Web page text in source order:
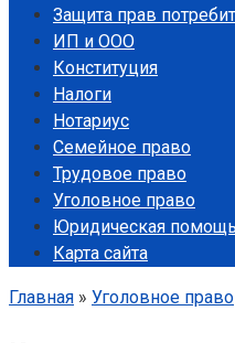
Защита прав
ИП и ООО
Конституция
Налоги
Нотариус
Семейное право
Трудовое право
Уголовное право
Юридическая помощь
Карта сайта
Главная » Уголовное право